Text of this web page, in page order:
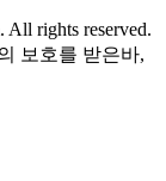
rights reserved.
보호를 받은바,